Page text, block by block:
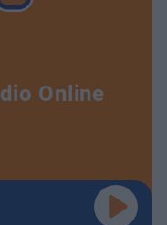
Online